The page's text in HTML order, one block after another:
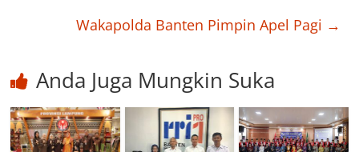
Wakapolda Banten Pimpin Apel Pagi →
Anda Juga Mungkin Suka